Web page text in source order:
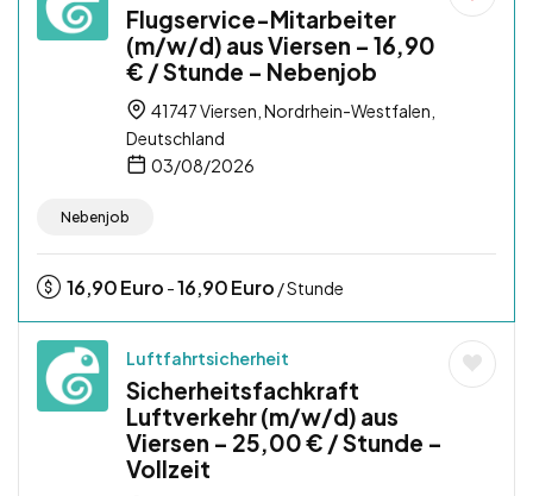
Flugservice-Mitarbeiter
(m/w/d) aus Viersen – 16,90
€ / Stunde – Nebenjob
41747 Viersen, Nordrhein-Westfalen,
Deutschland
03/08/2026
Nebenjob
16,90Euro -16,90Euro / Stunde
Luftfahrtsicherheit
Sicherheitsfachkraft
Luftverkehr (m/w/d) aus
Viersen – 25,00 € / Stunde –
Vollzeit